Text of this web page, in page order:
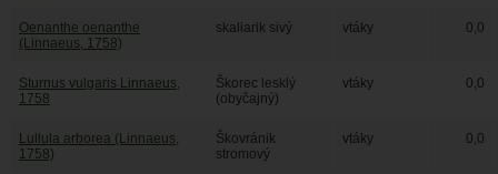
Oenanthe oenanthe
(Linnaeus, 1758)
skaliarik sivý vtáky 0,0
Sturnus vulgaris Linnaeus,
1758
Škorec lesklý
(obyčajný)
vtáky 0,0
Lullula arborea (Linnaeus,
1758)
Škovránik
stromový
vtáky 0,0